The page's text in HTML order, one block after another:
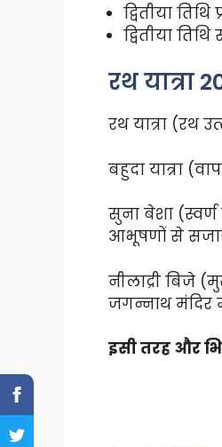
द्वितीया
द्वितीया
रथ यात्रा
रथ यात्रा (रथ
बहुदा यात्रा
सुना बेशा
आभूषणों से
नीलाद्री बिजे
जगन्नाथ मंदिर
इसी तरह और